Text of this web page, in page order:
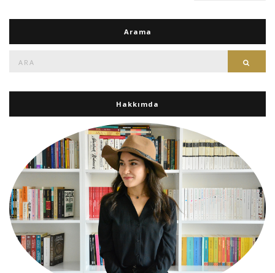
Arama
Hakkımda